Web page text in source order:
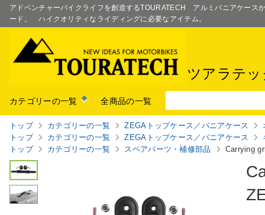
アドベンチャーバイクライフを創造するTOURATECH アルミパニアケース
ード。 ハイクオリティなライディングに必要なアイテム。
ツアラテ
カテゴリーの一覧 全商品の一覧
トップ カテゴリーの一覧 ZEGAトップケース／パニアケース
トップ
カテゴリーの一覧 ZEGAトップケース／パニアケース
トップ
カテゴリーの一覧 スペアパーツ・補修部品 Carrying